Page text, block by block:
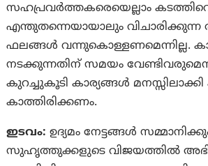
സഹപ്രവര്‍ത്തകരെയെല്ലാം
എന്തുതന്നെയായാലും
ഫലങ്ങള്‍ വന്നുകൊള്ളണമെന്നില്ല.
നടക്കുന്നതിന് സമയം
കുറച്ചുകൂടി കാര്യങ്ങള്‍
കാത്തിരിക്കണം.
ഇടവം:ഉദ്യമം നേട്ടങ്ങള്‍
സുഹൃത്തുക്കളുടെ വിജയത്തില്‍